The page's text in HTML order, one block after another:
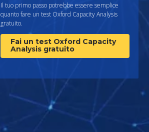
Il tuo primo passo potrebbe essere semplice
quanto fare un test Oxford Capacity Analysis
gratuito.
Fai un test Oxford Capacity
Analysis gratuito